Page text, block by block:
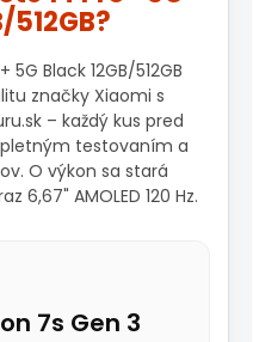
512GB?
Black 12GB/512GB
značky Xiaomi s
– každý kus pred
testovaním a
O výkon sa stará
6,67" AMOLED 120 Hz.
7s Gen 3